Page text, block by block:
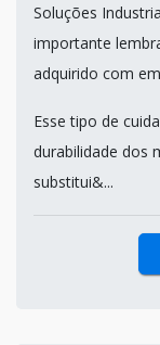
Soluções
importante
adquirido com
Esse tipo de
durabilidade dos
substitui&...